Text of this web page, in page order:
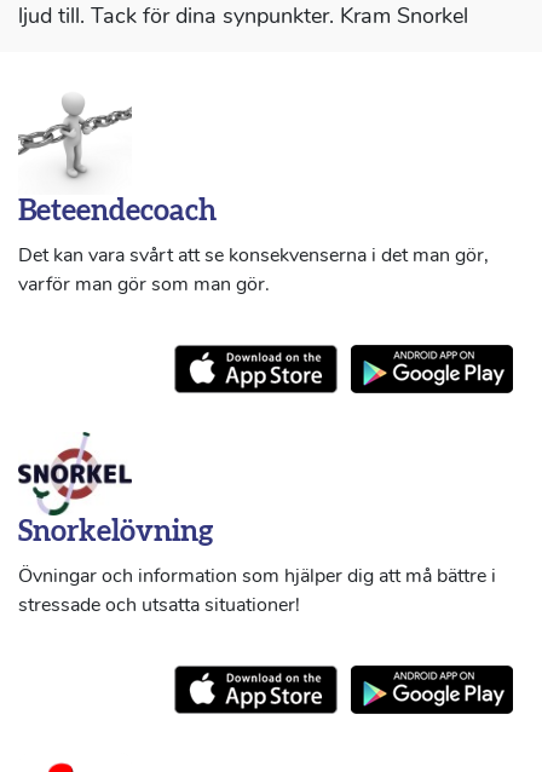
ljud till. Tack för dina synpunkter. Kram Snorkel
Beteendecoach
Det kan vara svårt att se konsekvenserna i det man gör,
varför man gör som man gör.
Snorkelövning
Övningar och information som hjälper dig att må bättre i
stressade och utsatta situationer!